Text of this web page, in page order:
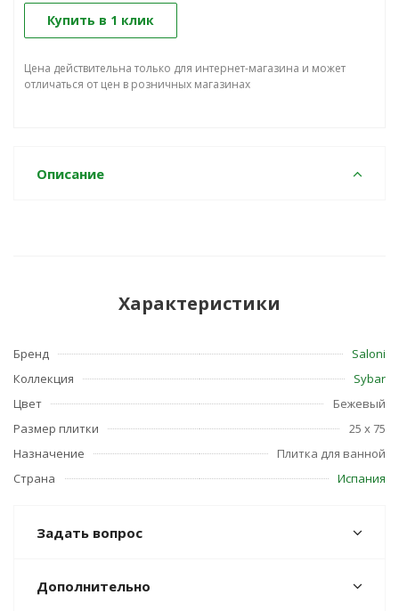
Купить в 1 клик
Цена действительна только для интернет-магазина и может
отличаться от цен в розничных магазинах
Описание
Характеристики
Бренд
Saloni
Коллекция
Sybar
Цвет
Бежевый
Размер плитки
25 x 75
Назначение
Плитка для ванной
Страна
Испания
Задать вопрос
Дополнительно